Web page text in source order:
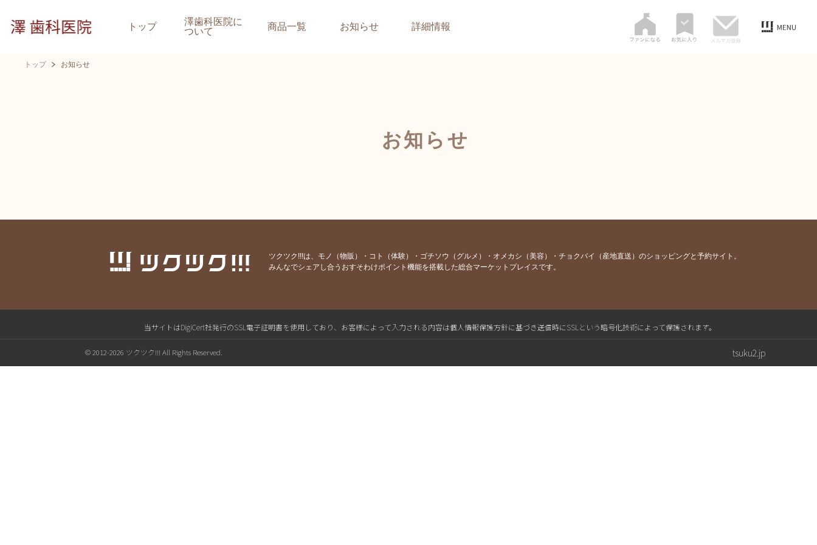
トップ
澤歯科医院に
ついて
商品一覧 お知らせ 詳細情報
トップ お知らせ
お知らせ
ツクツク!!!は、モノ（物販）・コト（体験）・ゴチソウ（グルメ）・オメカシ（美容）・チョクバイ（産地直送）のショッピングと予約サイト。
みんなでシェアし合うおすそわけポイント機能を搭載した総合マーケットプレイスです。
当サイトはDigiCert社発行のSSL電子証明書を使用しており、お客様によって入力される内容は個人情報保護方針に基づき送信時にSSLという暗号化技術によって保護されます。
© 2012-2026 ツクツク!!! All Rights Reserved. tsuku2.jp